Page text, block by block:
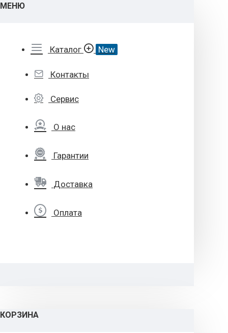
МЕНЮ
Каталог New
Контакты
Сервис
О нас
Гарантии
Доставка
Оплата
КОРЗИНА